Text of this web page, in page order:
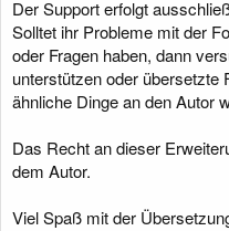
Der Support erfolgt
Solltet ihr Probleme mit der
oder Fragen haben, dann
unterstützen oder übersetzte
ähnliche Dinge an den Autor
Das Recht an dieser
dem Autor.
Viel Spaß mit der